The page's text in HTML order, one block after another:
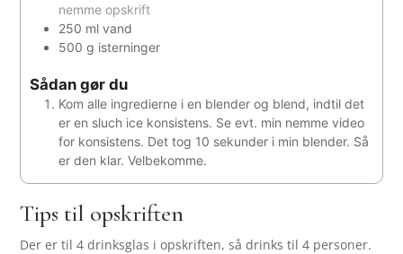
nemme opskrift
250 ml vand
500 g isterninger
Sådan gør du
Kom alle ingredierne i en blender og blend, indtil det
er en sluch ice konsistens. Se evt. min nemme video
for konsistens. Det tog 10 sekunder i min blender. Så
er den klar. Velbekomme.
Tips til opskriften
Der er til 4 drinksglas i opskriften, så drinks til 4 personer.